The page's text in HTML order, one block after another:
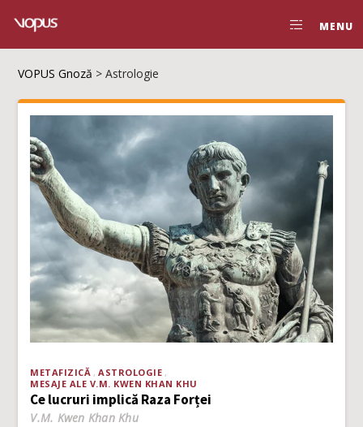
MENU
VOPUS Gnoză >Astrologie
METAFIZICĂ
ASTROLOGIE
MESAJE ALE V.M. KWEN KHAN KHU
Ce lucruri implică Raza Forței
V.M. Kwen Khan Khu